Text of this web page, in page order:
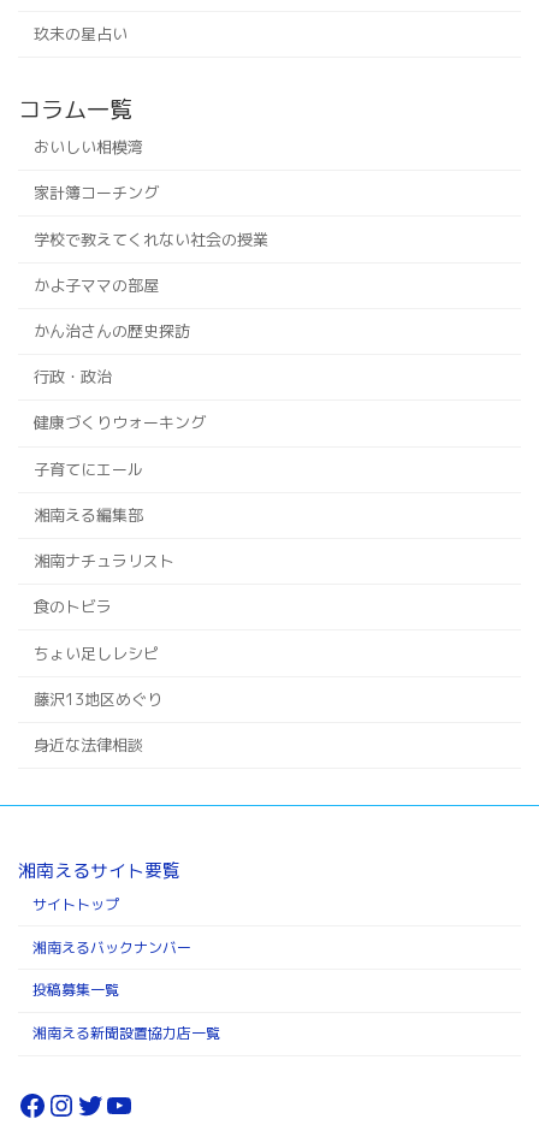
玖未の星占い
コラム一覧
おいしい相模湾
家計簿コーチング
学校で教えてくれない社会の授業
かよ子ママの部屋
かん治さんの歴史探訪
行政・政治
健康づくりウォーキング
子育てにエール
湘南える編集部
湘南ナチュラリスト
食のトビラ
ちょい足しレシピ
藤沢13地区めぐり
身近な法律相談
湘南えるサイト要覧
サイトトップ
湘南えるバックナンバー
投稿募集一覧
湘南える新聞設置協力店一覧
Facebook
Instagram
Twitter
YouTube